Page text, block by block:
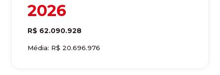
2026
R$ 62.090.928
Média: R$ 20.696.976